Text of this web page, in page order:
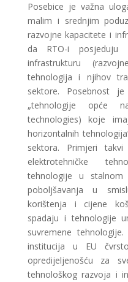
Posebice je važna
malim i srednjim
razvojne kapacitete i
da RTO-i posjeduju
infrastrukturu
tehnologija i njihov
sektore. Posebnost
„tehnologije opće
technologies) koje
horizontalnih
sektora. Primjeri
elektrotehničke
tehnologije u stalnom
poboljšavanja u
korištenja i cijene
spadaju i tehnologije
suvremene
institucija u EU
opredijeljenošću za
tehnološkog razvoja i